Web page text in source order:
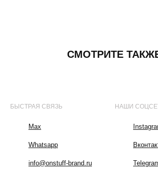
СМОТРИТЕ
БЫСТРАЯ СВЯЗЬ
Max
Whatsapp
info@onstuff-brand.ru
НАШИ